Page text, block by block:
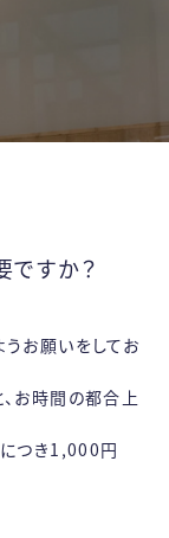
すか？
お願いをしてお
お時間の都合上
つき1,000円